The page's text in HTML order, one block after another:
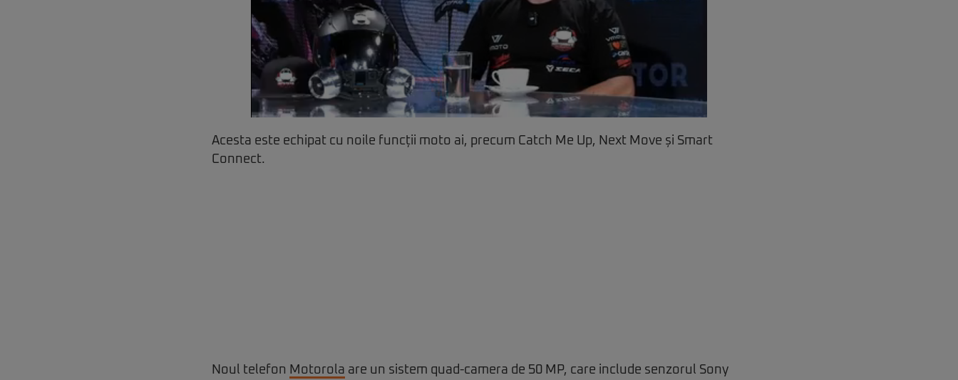
Acesta este echipat cu noile funcții moto ai, precum Catch Me Up, Next Move și Smart
Connect.
Noul telefon Motorola are un sistem quad-camera de 50 MP, care include senzorul Sony